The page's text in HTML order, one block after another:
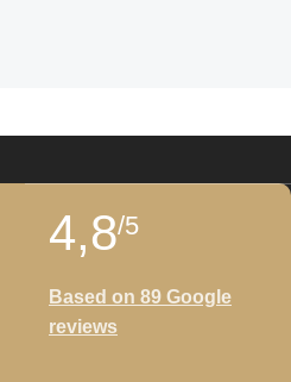
4,8/5
Based on 89 Google
reviews